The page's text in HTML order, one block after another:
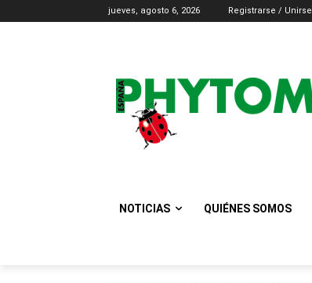
jueves, agosto 6, 2026 Registrarse / Unirse
NOTICIAS QUIÉNES SOMOS